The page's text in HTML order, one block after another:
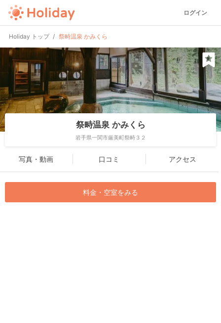
ログイン
Holiday トップ 祭畤温泉 かみくら
祭畤温泉 かみくら
岩手県一関市厳美町祭畤３２
写真・動画 口コミ アクセス
料金・空室をみる